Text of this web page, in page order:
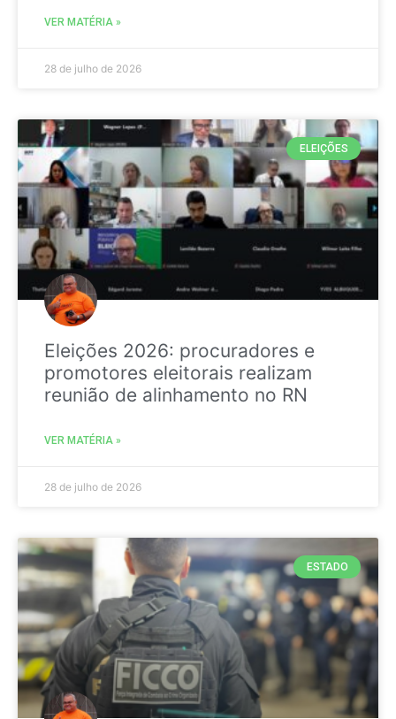
VER MATÉRIA »
28 de julho de 2026
ELEIÇÕES
Eleições 2026: procuradores e
promotores eleitorais realizam
reunião de alinhamento no RN
VER MATÉRIA »
28 de julho de 2026
ESTADO